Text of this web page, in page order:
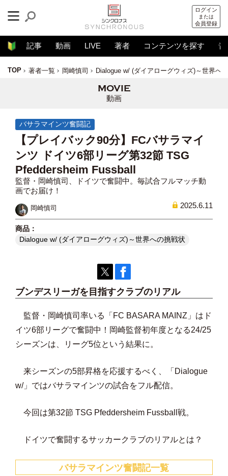
ログイン
または
会員登録
記事 動画 LIVE 著者 コンテンツを探す 音
TOP 著者一覧 岡崎慎司 Dialogue w/ (ダイアローグウィズ)～世界へ
動画
バサラマインツ奮闘記
【プレイバック90分】FCバサラマイ
ンツ ドイツ6部リーグ第32節 TSG
Pfeddersheim Fussball
監督・岡崎慎司、ドイツで奮闘中。毎試合フルマッチ動
画でお届け！
岡崎慎司 2025.6.11
Dialogue w/ (ダイアローグウィズ)～世界への挑戦状
ブンデスリーガを目指すクラブのリアル
監督・岡崎慎司率いる「FC BASARA MAINZ」はド
イツ6部リーグで奮闘中！岡崎監督初年度となる24/25
シーズンは、リーグ5位という結果に。
来シーズンの5部昇格を応援するべく、「Dialogue
w/」ではバサラマインツの試合をフル配信。
今回は第32節 TSG Pfeddersheim Fussball戦。
ドイツで奮闘するサッカークラブのリアルとは？
バサラマインツ奮闘記一覧